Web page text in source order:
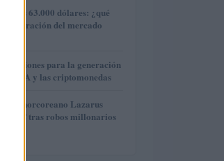
los 63.000 dólares: ¿qué
recuperación del mercado
para la generación
IOTA y las criptomonedas
norcoreano Lazarus
BTC tras robos millonarios